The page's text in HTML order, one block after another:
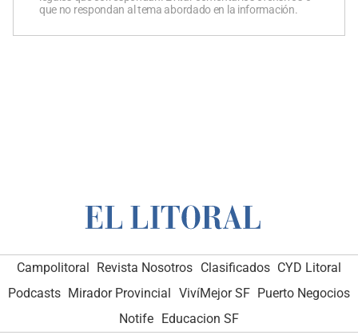
que no respondan al tema abordado en la información.
Campolitoral Revista Nosotros Clasificados CYD Litoral
Podcasts Mirador Provincial VivíMejor SF Puerto Negocios
Notife Educacion SF